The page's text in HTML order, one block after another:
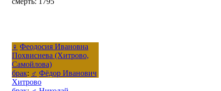
♀ Феодосия Ивановна
Похвиснева (Хитрово,
Самойлова)
брак: ♂ Фёдор Иванович
Хитрово